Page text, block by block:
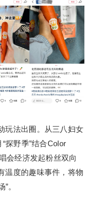
玩法出圈。从三八妇女
探野季”结合Color
会经济发起粉丝双向
温度的趣味事件，将物
。